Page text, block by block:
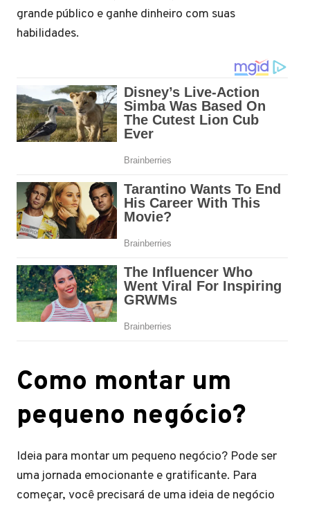
grande público e ganhe dinheiro com suas
habilidades.
Como montar um
pequeno negócio?
Ideia para montar um pequeno negócio? Pode ser
uma jornada emocionante e gratificante. Para
começar, você precisará de uma ideia de negócio